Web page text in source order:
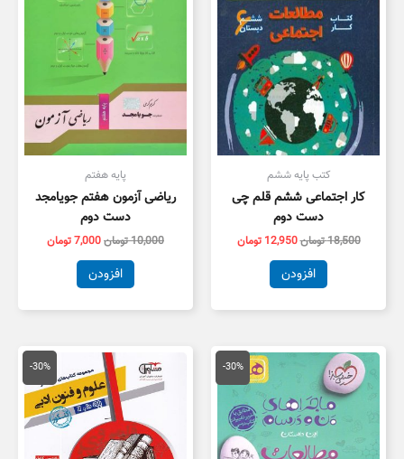
کتب پایه ششم
کار اجتماعی ششم قلم چی
دست دوم
18,500تومان12,950 تومان
افزودن
پایه هفتم
ریاضی آزمون هفتم جویامجد
دست دوم
10,000تومان7,000تومان
افزودن
-30%
قیمت
22,000 تومان
بود.
قیمت
فعلی
-30%
قیمت
اصلی
59,000 تومان
بود.
قیمت
فعلی
است.